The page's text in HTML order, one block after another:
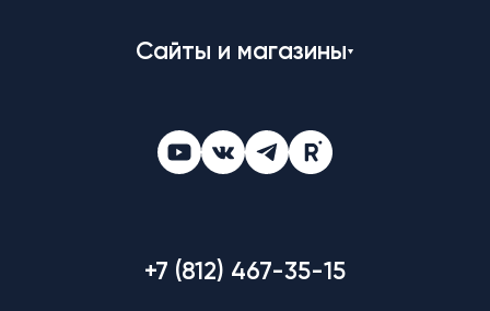
Сайты и магазины
+7 (812) 467-35-15